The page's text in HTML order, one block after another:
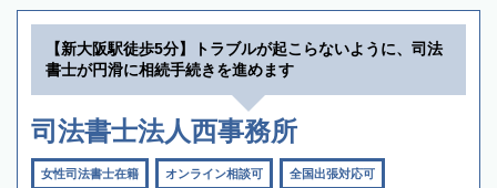
【新大阪駅徒歩5分】トラブルが起こらないように、司法
書士が円滑に相続手続きを進めます
司法書士法人西事務所
女性司法書士在籍 オンライン相談可 全国出張対応可